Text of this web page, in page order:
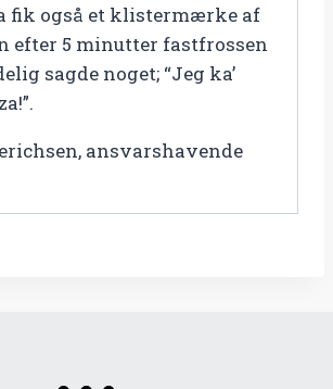
fik også et klistermærke af
efter 5 minutter fastfrossen
sagde noget; “Jeg ka’
ansvarshavende